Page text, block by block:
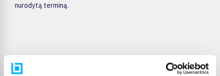
nurodytą terminą.
Pirkėjų atsiliepimai apie prekes